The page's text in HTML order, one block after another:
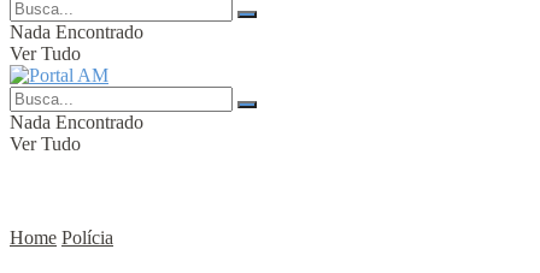
Nada Encontrado
Ver Tudo
Nada Encontrado
Ver Tudo
Home Polícia